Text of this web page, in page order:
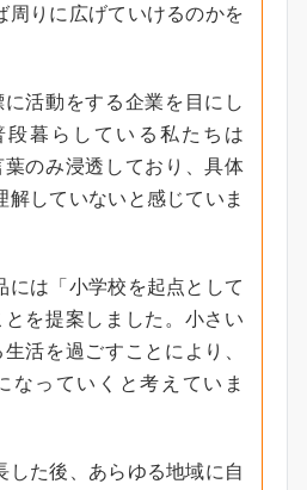
周りに広げていけるのかを
活動をする企業を目にし
段暮らしている私たちは
葉のみ浸透しており、具体
解していないと感じていま
には「小学校を起点として
を提案しました。小さい
活を過ごすことにより、
なっていくと考えていま
した後、あらゆる地域に自